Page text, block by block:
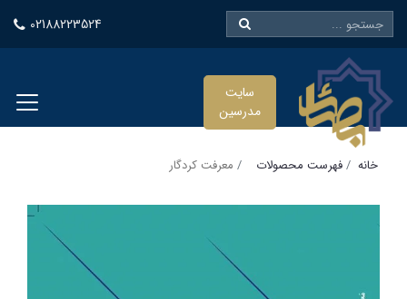
02188223524
سایت
مدرسین
خانه فهرست محصولات معرفت کردگار